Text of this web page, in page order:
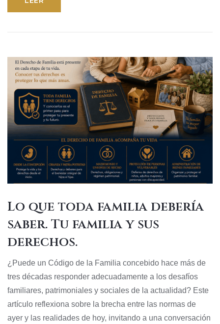
Lo que toda familia debería
saber. Tu familia y sus
derechos.
¿Puede un Código de la Familia concebido hace más de
tres décadas responder adecuadamente a los desafíos
familiares, patrimoniales y sociales de la actualidad? Este
artículo reflexiona sobre la brecha entre las normas de
ayer y las realidades de hoy, invitando a una conversación